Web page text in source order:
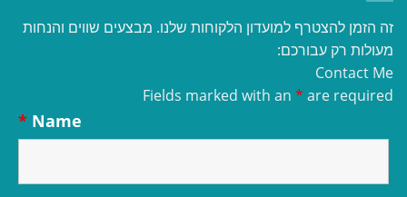
זה הזמן להצטרף למועדון הלקוחות שלנו. מבצעים שווים והנחות
מעולות רק עבורכם:
Contact Me
Fields marked with an * are required
Name
*